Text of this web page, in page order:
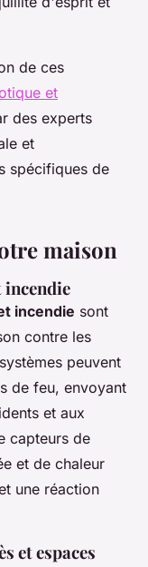
de ces
et
des experts
et
spécifiques de
maison
incendie
incendie sont
contre les
peuvent
de feu, envoyant
et aux
capteurs de
et de chaleur
une réaction
et espaces